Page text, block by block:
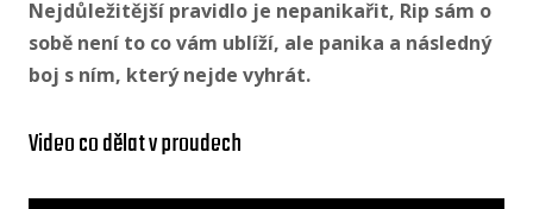
Nejdůležitější pravidlo je nepanikařit, Rip sám o
sobě není to co vám ublíží, ale panika a následný
boj s ním, který nejde vyhrát.
Video co dělat v proudech